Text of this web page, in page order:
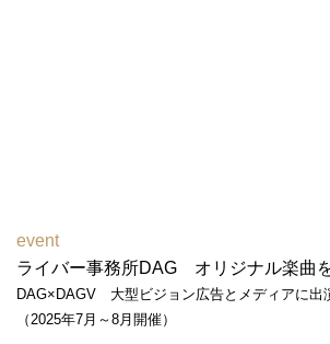
event
DAG×DAGV 大型ビジョン広告とメディアに出
（2025年7月～8月開催）